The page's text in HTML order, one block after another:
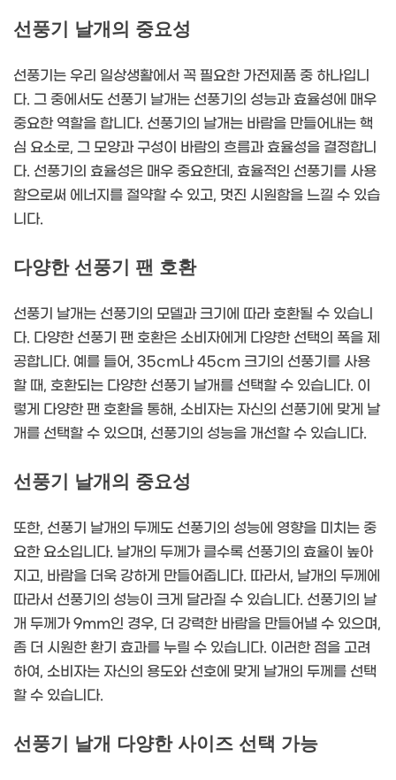
선풍기 날개의 중요성
선풍기는 우리 일상생활에서 꼭 필요한 가전제품 중 하나입니
다. 그 중에서도 선풍기 날개는 선풍기의 성능과 효율성에 매우
중요한 역할을 합니다. 선풍기의 날개는 바람을 만들어내는 핵
심 요소로, 그 모양과 구성이 바람의 흐름과 효율성을 결정합니
다. 선풍기의 효율성은 매우 중요한데, 효율적인 선풍기를 사용
함으로써 에너지를 절약할 수 있고, 멋진 시원함을 느낄 수 있습
니다.
다양한 선풍기 팬 호환
선풍기 날개는 선풍기의 모델과 크기에 따라 호환될 수 있습니
다. 다양한 선풍기 팬 호환은 소비자에게 다양한 선택의 폭을 제
공합니다. 예를 들어, 35cm나 45cm 크기의 선풍기를 사용
할 때, 호환되는 다양한 선풍기 날개를 선택할 수 있습니다. 이
렇게 다양한 팬 호환을 통해, 소비자는 자신의 선풍기에 맞게 날
개를 선택할 수 있으며, 선풍기의 성능을 개선할 수 있습니다.
선풍기 날개의 중요성
또한, 선풍기 날개의 두께도 선풍기의 성능에 영향을 미치는 중
요한 요소입니다. 날개의 두께가 클수록 선풍기의 효율이 높아
지고, 바람을 더욱 강하게 만들어줍니다. 따라서, 날개의 두께에
따라서 선풍기의 성능이 크게 달라질 수 있습니다. 선풍기의 날
개 두께가 9mm인 경우, 더 강력한 바람을 만들어낼 수 있으며,
좀 더 시원한 환기 효과를 누릴 수 있습니다. 이러한 점을 고려
하여, 소비자는 자신의 용도와 선호에 맞게 날개의 두께를 선택
할 수 있습니다.
선풍기 날개 다양한 사이즈 선택 가능